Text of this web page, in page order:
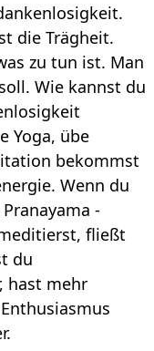
die Trägheit.
zu tun ist. Man
Wie kannst du
Yoga, übe
bekommst
Wenn du
-
fließt
du
hast mehr